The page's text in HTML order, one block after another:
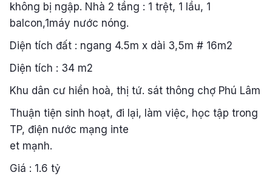
không bị ngập. Nhà 2 tầng : 1 trệt, 1 lầu, 1
balcon,1máy nước nóng.
Diện tích đất : ngang 4.5m x dài 3,5m # 16m2
Diện tích : 34 m2
Khu dân cư hiền hoà, thị tứ. sát thông chợ Phú Lâm
Thuận tiện sinh hoạt, đi lại, làm việc, học tập trong
TP, điện nước mạng inte
et mạnh.
Giá : 1.6 tỷ